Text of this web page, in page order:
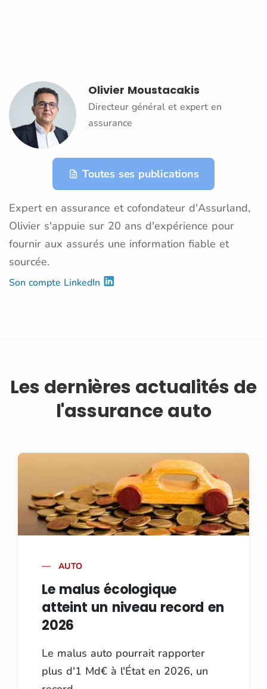
Olivier Moustacakis
Directeur général et expert en
assurance
Toutes ses publications
Expert en assurance et cofondateur d'Assurland,
Olivier s'appuie sur 20 ans d'expérience pour
fournir aux assurés une information fiable et
sourcée.
Son compte LinkedIn
Les dernières actualités de
l'assurance auto
AUTO
Le malus écologique
atteint un niveau record en
2026
Le malus auto pourrait rapporter
plus d'1 Md€ à l'État en 2026, un